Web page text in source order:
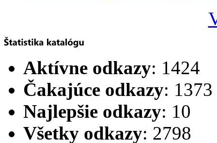
Aktívne odkazy: 1424
Čakajúce odkazy: 1373
Najlepšie odkazy: 10
Všetky odkazy: 2798